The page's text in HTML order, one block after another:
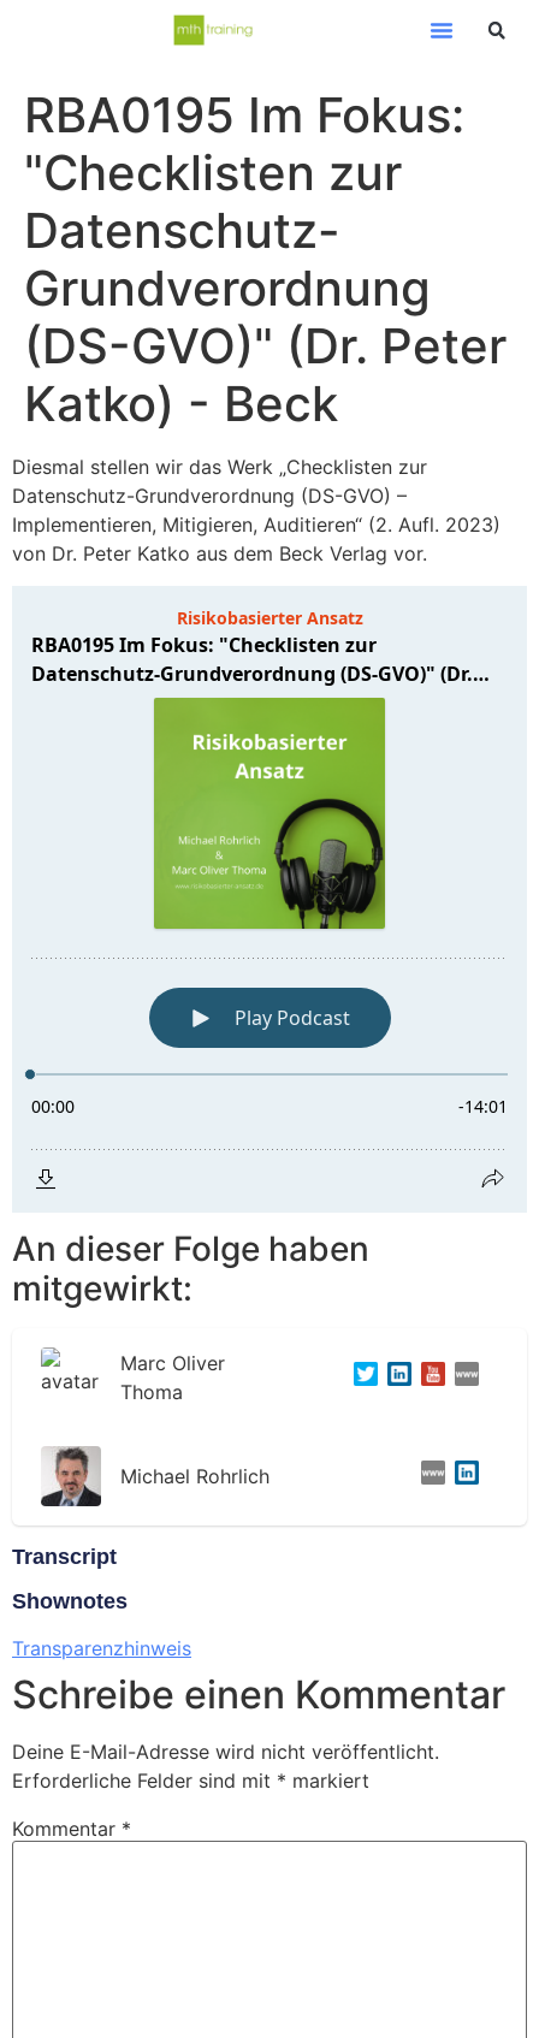
RBA0195 Im Fokus:
"Checklisten zur
Datenschutz-
Grundverordnung
(DS-GVO)" (Dr. Peter
Katko) - Beck
Diesmal stellen wir das Werk „Checklisten zur
Datenschutz-Grundverordnung (DS-GVO) –
Implementieren, Mitigieren, Auditieren“ (2. Aufl. 2023)
von Dr. Peter Katko aus dem Beck Verlag vor.
An dieser Folge haben
mitgewirkt:
Marc Oliver
Thoma
Michael Rohrlich
Transcript
Shownotes
Transparenzhinweis
Schreibe einen Kommentar
Deine E-Mail-Adresse wird nicht veröffentlicht.
Erforderliche Felder sind mit * markiert
Kommentar *